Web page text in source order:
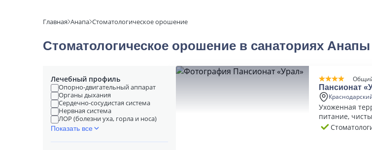
Главная Анапа Стоматологическое орошение
Стоматологическое орошение в cанаториях
Лечебный профиль
Опорно-двигательный аппарат
Органы дыхания
Сердечно-сосудистая система
Нервная система
ЛОР (болезни уха, горла и носа)
Показать все
Пансионат
Ухоженная
питание,